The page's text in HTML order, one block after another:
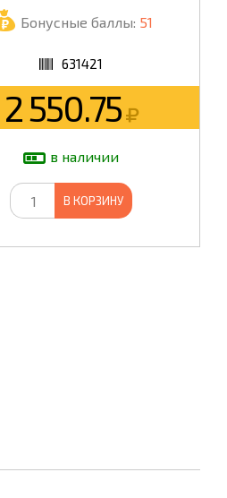
Бонусные баллы: 51
631421
2 550.75
в наличии
В КОРЗИНУ